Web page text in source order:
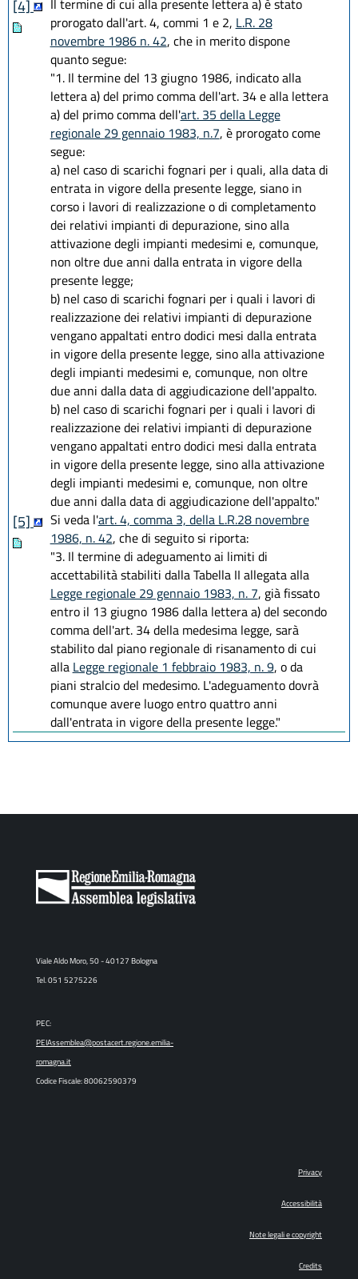
[4]
Il termine di cui alla presente lettera a) è stato
prorogato dall'art. 4, commi 1 e 2, L.R. 28
novembre 1986 n. 42, che in merito dispone
quanto segue:
"1. Il termine del 13 giugno 1986, indicato alla
lettera a) del primo comma dell'art. 34 e alla lettera
a) del primo comma dell'art. 35 della Legge
regionale 29 gennaio 1983, n.7, è prorogato come
segue:
a) nel caso di scarichi fognari per i quali, alla data di
entrata in vigore della presente legge, siano in
corso i lavori di realizzazione o di completamento
dei relativi impianti di depurazione, sino alla
attivazione degli impianti medesimi e, comunque,
non oltre due anni dalla entrata in vigore della
presente legge;
b) nel caso di scarichi fognari per i quali i lavori di
realizzazione dei relativi impianti di depurazione
vengano appaltati entro dodici mesi dalla entrata
in vigore della presente legge, sino alla attivazione
degli impianti medesimi e, comunque, non oltre
due anni dalla data di aggiudicazione dell'appalto.
b) nel caso di scarichi fognari per i quali i lavori di
realizzazione dei relativi impianti di depurazione
vengano appaltati entro dodici mesi dalla entrata
in vigore della presente legge, sino alla attivazione
degli impianti medesimi e, comunque, non oltre
due anni dalla data di aggiudicazione dell'appalto."
[5] Si veda l'art. 4, comma 3, della L.R.28 novembre
1986, n. 42, che di seguito si riporta:
"3. Il termine di adeguamento ai limiti di
accettabilità stabiliti dalla Tabella II allegata alla
Legge regionale 29 gennaio 1983, n. 7, già fissato
entro il 13 giugno 1986 dalla lettera a) del secondo
comma dell'art. 34 della medesima legge, sarà
stabilito dal piano regionale di risanamento di cui
alla Legge regionale 1 febbraio 1983, n. 9, o da
piani stralcio del medesimo. L'adeguamento dovrà
comunque avere luogo entro quattro anni
dall'entrata in vigore della presente legge."
Viale Aldo Moro, 50 - 40127 Bologna
Tel. 051 5275226
PEC:
PEIAssemblea@postacert.regione.emilia-
romagna.it
Codice Fiscale: 80062590379
Privacy
Accessibilità
Note legali e copyright
Credits